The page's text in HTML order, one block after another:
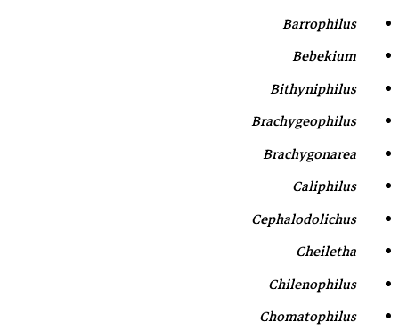
Barrophilus
Bebekium
Bithyniphilus
Brachygeophilus
Brachygonarea
Caliphilus
Cephalodolichus
Cheiletha
Chilenophilus
Chomatophilus